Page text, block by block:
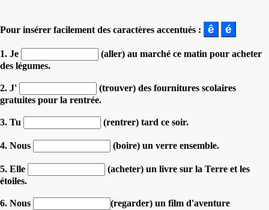
Pour insérer facilement des caractères accentués :
1. Je
(aller) au marché ce matin pour acheter
des légumes.
2. J'
(trouver) des fournitures scolaires
gratuites pour la rentrée.
3. Tu (rentrer) tard ce soir.
4. Nous (boire) un verre ensemble.
5. Elle
(acheter) un livre sur la Terre et les
étoiles.
6. Nous (regarder) un film d'aventure